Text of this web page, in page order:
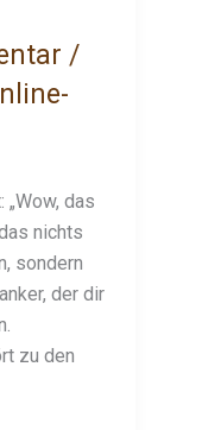
/
das
nichts
sondern
der dir
zu den